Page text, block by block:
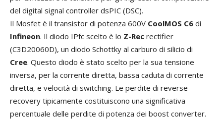
del digital signal controller dsPIC (DSC).
Il Mosfet è il transistor di potenza 600V CoolMOS C6 di
Infineon. Il diodo IPfc scelto è lo Z-Rec rectifier
(C3D20060D), un diodo Schottky al carburo di silicio di
Cree. Questo diodo è stato scelto per la sua tensione
inversa, per la corrente diretta, bassa caduta di corrente
diretta, e velocità di switching. Le perdite di reverse
recovery tipicamente costituiscono una significativa
percentuale delle perdite di potenza dei boost converter.